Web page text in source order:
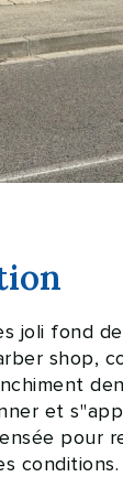
joli fond
shop,
et
pour
conditions.